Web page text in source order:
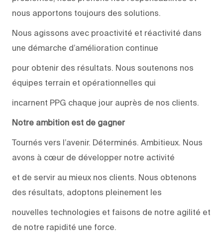
nous apportons toujours des solutions.
Nous agissons avec proactivité et réactivité dans
une démarche d’amélioration continue
pour obtenir des résultats. Nous soutenons nos
équipes terrain et opérationnelles qui
incarnent PPG chaque jour auprès de nos clients.
Notre ambition est de gagner
Tournés vers l’avenir. Déterminés. Ambitieux. Nous
avons à cœur de développer notre activité
et de servir au mieux nos clients. Nous obtenons
des résultats, adoptons pleinement les
nouvelles technologies et faisons de notre agilité et
de notre rapidité une force.